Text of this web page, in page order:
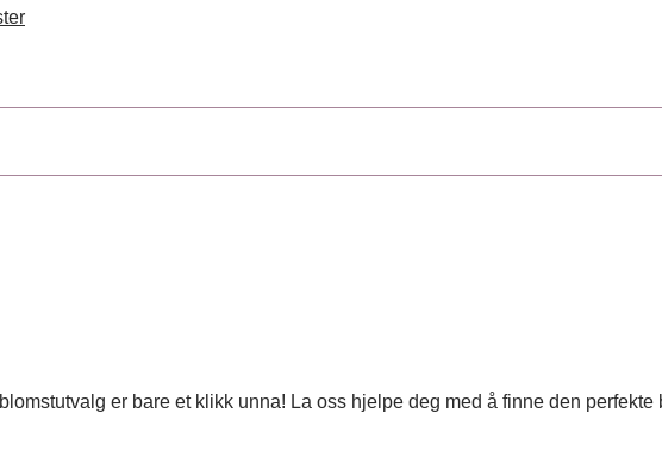
er bare et klikk unna! La oss hjelpe deg med å finne den perfekte